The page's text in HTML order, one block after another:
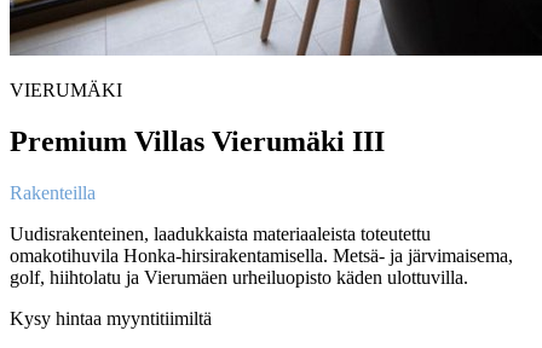
VIERUMÄKI
Premium Villas Vierumäki III
Rakenteilla
Uudisrakenteinen, laadukkaista materiaaleista toteutettu
omakotihuvila Honka-hirsirakentamisella. Metsä- ja järvimaisema,
golf, hiihtolatu ja Vierumäen urheiluopisto käden ulottuvilla.
Kysy hintaa myyntitiimiltä